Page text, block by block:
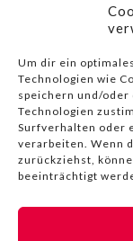
Um dir ein
Technologien wie
speichern und/oder
Technologien
Surfverhalten oder
verarbeiten. Wenn
zurückziehst,
beeinträchtigt
© COPYRIGHT